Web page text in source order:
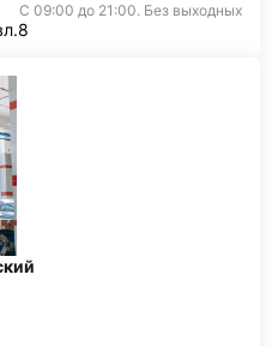
С 09:00 до 21:00. Без выходных